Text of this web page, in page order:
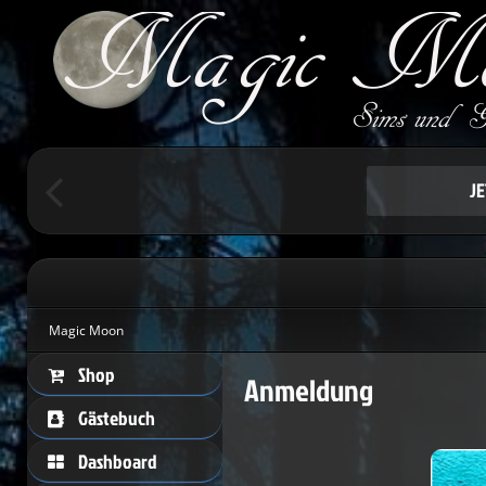
Um
Magic Moon
Shop
Gästebuch
Dashboard
Anmeldung